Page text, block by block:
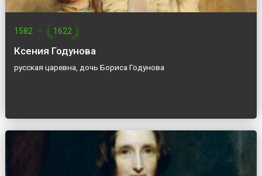
1582 — 1622
Ксения Годунова
русская царевна, дочь Бориса Годунова